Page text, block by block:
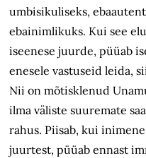
umbisikuliseks,
ebainimlikuks. Kui see
iseenese juurde, püüab
enesele vastuseid leida,
Nii on mõtisklenud
ilma väliste suuremate
rahus. Piisab, kui
juurtest, püüab ennast